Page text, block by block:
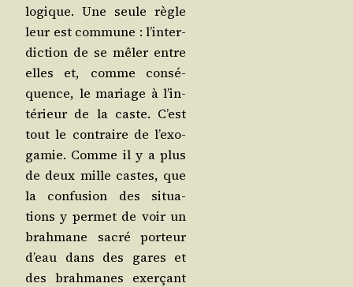
logique. Une seule règle
leur est com­mune : l’in­ter­
dic­tion de se mêler entre
elles et, comme consé­
quence, le mariage à l’in­
té­rieur de la caste. C’est
tout le contraire de l’exo­
ga­mie. Comme il y a plus
de deux mille castes, que
la confu­sion des situa­
tions y per­met de voir un
brah­mane sacré por­teur
d’eau dans des gares et
des brah­manes exer­çant